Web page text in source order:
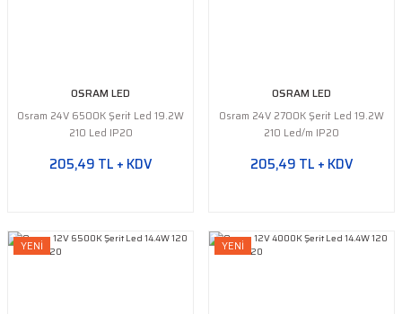
OSRAM LED
Osram 24V 6500K Şerit Led 19.2W
210 Led IP20
205,49 TL + KDV
OSRAM LED
Osram 24V 2700K Şerit Led 19.2W
210 Led/m IP20
205,49 TL + KDV
YENİ YENİ